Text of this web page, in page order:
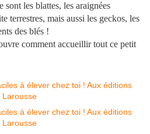
sont les blattes, les araignées
terrestres, mais aussi les geckos, les
des blés !
comment accueillir tout ce petit